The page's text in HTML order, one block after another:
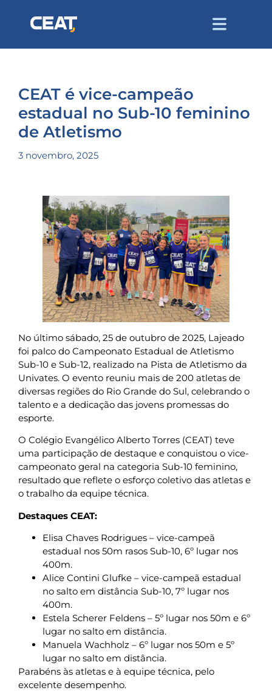
CEAT é vice-campeão
estadual no Sub-10 feminino
de Atletismo
3 novembro, 2025
No último sábado, 25 de outubro de 2025, Lajeado
foi palco do Campeonato Estadual de Atletismo
Sub-10 e Sub-12, realizado na Pista de Atletismo da
Univates. O evento reuniu mais de 200 atletas de
diversas regiões do Rio Grande do Sul, celebrando o
talento e a dedicação das jovens promessas do
esporte.
O Colégio Evangélico Alberto Torres (CEAT) teve
uma participação de destaque e conquistou o vice-
campeonato geral na categoria Sub-10 feminino,
resultado que reflete o esforço coletivo das atletas e
o trabalho da equipe técnica.
Destaques CEAT:
Elisa Chaves Rodrigues – vice-campeã
estadual nos 50m rasos Sub-10, 6º lugar nos
400m.
Alice Contini Glufke – vice-campeã estadual
no salto em distância Sub-10, 7º lugar nos
400m.
Estela Scherer Feldens – 5º lugar nos 50m e 6º
lugar no salto em distância.
Manuela Wachholz – 6º lugar nos 50m e 5º
lugar no salto em distância.
Parabéns às atletas e à equipe técnica, pelo
excelente desempenho.